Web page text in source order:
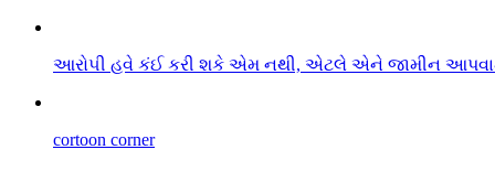
આરો૫ી હવે કંઈ કરી શકે એમ નથી, એટલે એને જામીન
cortoon corner